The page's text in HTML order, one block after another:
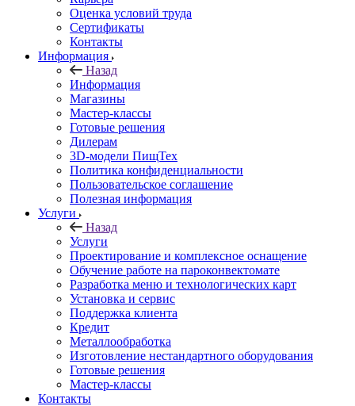
Оценка условий труда
Сертификаты
Контакты
Информация
Назад
Информация
Магазины
Мастер-классы
Готовые решения
Дилерам
3D-модели ПищТех
Политика конфиденциальности
Пользовательское соглашение
Полезная информация
Услуги
Назад
Услуги
Проектирование и комплексное оснащение
Обучение работе на пароконвектомате
Разработка меню и технологических карт
Установка и сервис
Поддержка клиента
Кредит
Металлообработка
Изготовление нестандартного оборудования
Готовые решения
Мастер-классы
Контакты